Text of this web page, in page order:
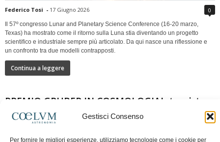
Gestisci Consenso
Per fornire le migliori esperienze, utilizziamo tecnologie come i cookie per
Federico Tosi - 17 Giugno 2026 0
Il 57º congresso Lunar and Planetary Science Conference (16-20 marzo,
Texas) ha mostrato come il ritorno sulla Luna stia diventando un progetto
scientifico e industriale sempre più articolato. Da qui nasce una riflessione e
un confronto tra due modelli contrapposti.
Continua a leggere
PREMIO GRUBER IN COSMOLOGIAIntervista a
Nazzareno Mandolesi